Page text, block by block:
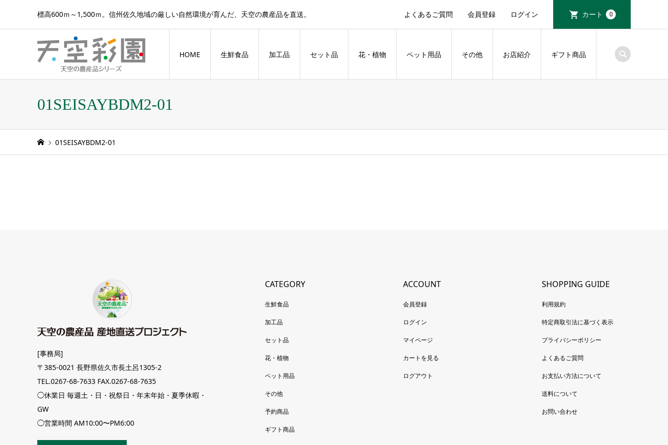
標高600ｍ～1,500ｍ。信州佐久地域の厳しい自然環境が育んだ、天空の農産品を直送。 よくあるご質問 会員登録 ログイン カート 0
HOME 生鮮食品 加工品 セット品 花・植物 ペット用品 その他 お店紹介 ギフト商品
01SEISAYBDM2-01
01SEISAYBDM2-01
[事務局]
〒385-0021 長野県佐久市長土呂1305-2
TEL.0267-68-7633 FAX.0267-68-7635
◯休業日 毎週土・日・祝祭日・年末年始・夏季休暇・
GW
◯営業時間 AM10:00〜PM6:00
CATEGORY
生鮮食品
加工品
セット品
花・植物
ペット用品
その他
予約商品
ギフト商品
ACCOUNT
会員登録
ログイン
マイページ
カートを見る
ログアウト
SHOPPING GUIDE
利用規約
特定商取引法に基づく表示
プライバシーポリシー
よくあるご質問
お支払い方法について
送料について
お問い合わせ